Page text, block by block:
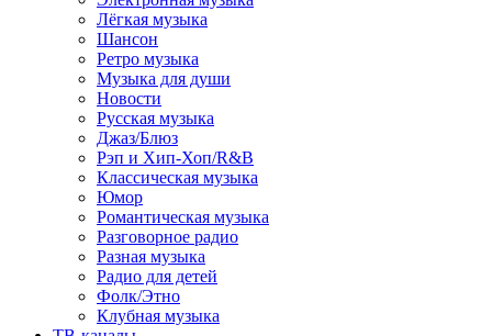
Лёгкая музыка
Шансон
Ретро музыка
Музыка для души
Новости
Русская музыка
Джаз/Блюз
Рэп и Хип-Хоп/R&B
Классическая музыка
Юмор
Романтическая музыка
Разговорное радио
Разная музыка
Радио для детей
Фолк/Этно
Клубная музыка